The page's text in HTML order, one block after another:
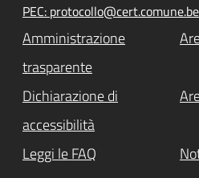
PEC:
Amministrazione
trasparente
Dichiarazione di
accessibilità
Leggi le FAQ